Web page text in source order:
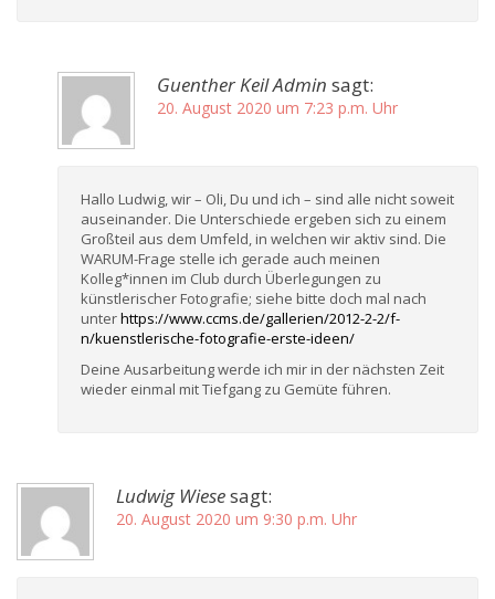
Guenther Keil Admin sagt:
20. August 2020 um 7:23 p.m. Uhr
Hallo Ludwig, wir – Oli, Du und ich – sind alle nicht soweit
auseinander. Die Unterschiede ergeben sich zu einem
Großteil aus dem Umfeld, in welchen wir aktiv sind. Die
WARUM-Frage stelle ich gerade auch meinen
Kolleg*innen im Club durch Überlegungen zu
künstlerischer Fotografie; siehe bitte doch mal nach
unterhttps://www.ccms.de/gallerien/2012-2-2/f-
n/kuenstlerische-fotografie-erste-ideen/
Deine Ausarbeitung werde ich mir in der nächsten Zeit
wieder einmal mit Tiefgang zu Gemüte führen.
Ludwig Wiesesagt:
20. August 2020 um 9:30 p.m. Uhr